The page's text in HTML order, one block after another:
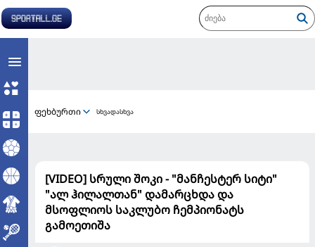
ფეხბურთი სხვადასხვა
[VIDEO] სრული შოკი - "მანჩესტერ სიტი"
"ალ ჰილალთან" დამარცხდა და
მსოფლიოს საკლუბო ჩემპიონატს
გამოეთიშა